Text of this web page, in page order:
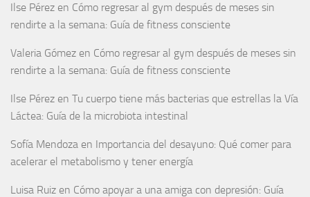
Ilse Pérez en Cómo regresar al gym después de meses sin
rendirte a la semana: Guía de fitness consciente
Valeria Gómez en Cómo regresar al gym después de meses sin
rendirte a la semana: Guía de fitness consciente
Ilse Pérez en Tu cuerpo tiene más bacterias que estrellas la Vía
Láctea: Guía de la microbiota intestinal
Sofía Mendoza en Importancia del desayuno: Qué comer para
acelerar el metabolismo y tener energía
Luisa Ruiz en Cómo apoyar a una amiga con depresión: Guía